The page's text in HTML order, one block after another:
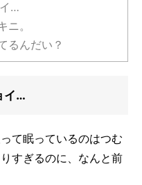
…
。
るんだい？
イ…
て眠っているのはつむ
すぎるのに、なんと前